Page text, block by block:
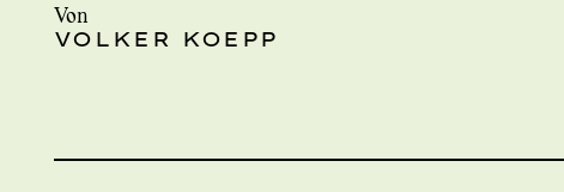
Von
VOLKER KOEPP